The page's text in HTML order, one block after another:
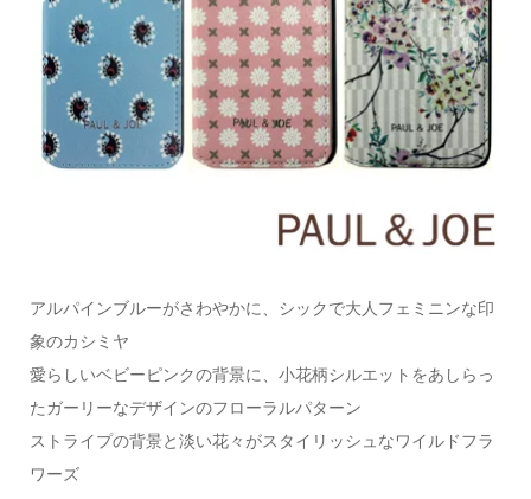
アルパインブルーがさわやかに、シックで大人フェミニンな印
象のカシミヤ
愛らしいベビーピンクの背景に、小花柄シルエットをあしらっ
たガーリーなデザインのフローラルパターン
ストライプの背景と淡い花々がスタイリッシュなワイルドフラ
ワーズ